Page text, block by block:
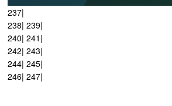
237|
238| 239|
240| 241|
242| 243|
244| 245|
246| 247|